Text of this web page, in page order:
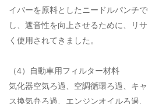
イバーを原料としたニードルパンチ
し、遮音性を向上させるために、リ
く使用されてきました。
（4）自動車用フィルター材料
気化器空気ろ過、空調循環ろ過、キ
ス換気弁ろ過、エンジンオイルろ過